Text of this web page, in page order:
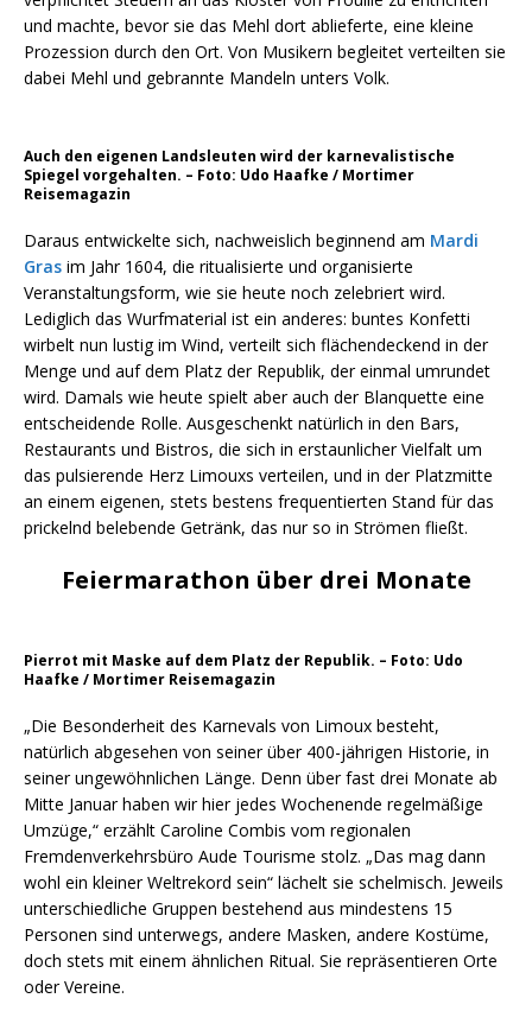
und machte, bevor sie das Mehl dort ablieferte, eine kleine
Prozession durch den Ort. Von Musikern begleitet verteilten sie
dabei Mehl und gebrannte Mandeln unters Volk.
Auch den eigenen Landsleuten wird der karnevalistische
Spiegel vorgehalten. – Foto: Udo Haafke / Mortimer
Reisemagazin
Daraus entwickelte sich, nachweislich beginnend am Mardi
Gras im Jahr 1604, die ritualisierte und organisierte
Veranstaltungsform, wie sie heute noch zelebriert wird.
Lediglich das Wurfmaterial ist ein anderes: buntes Konfetti
wirbelt nun lustig im Wind, verteilt sich flächendeckend in der
Menge und auf dem Platz der Republik, der einmal umrundet
wird. Damals wie heute spielt aber auch der Blanquette eine
entscheidende Rolle. Ausgeschenkt natürlich in den Bars,
Restaurants und Bistros, die sich in erstaunlicher Vielfalt um
das pulsierende Herz Limouxs verteilen, und in der Platzmitte
an einem eigenen, stets bestens frequentierten Stand für das
prickelnd belebende Getränk, das nur so in Strömen fließt.
Feiermarathon über drei Monate
Pierrot mit Maske auf dem Platz der Republik. – Foto: Udo
Haafke / Mortimer Reisemagazin
„Die Besonderheit des Karnevals von Limoux besteht,
natürlich abgesehen von seiner über 400-jährigen Historie, in
seiner ungewöhnlichen Länge. Denn über fast drei Monate ab
Mitte Januar haben wir hier jedes Wochenende regelmäßige
Umzüge,“ erzählt Caroline Combis vom regionalen
Fremdenverkehrsbüro Aude Tourisme stolz. „Das mag dann
wohl ein kleiner Weltrekord sein“ lächelt sie schelmisch. Jeweils
unterschiedliche Gruppen bestehend aus mindestens 15
Personen sind unterwegs, andere Masken, andere Kostüme,
doch stets mit einem ähnlichen Ritual. Sie repräsentieren Orte
oder Vereine.